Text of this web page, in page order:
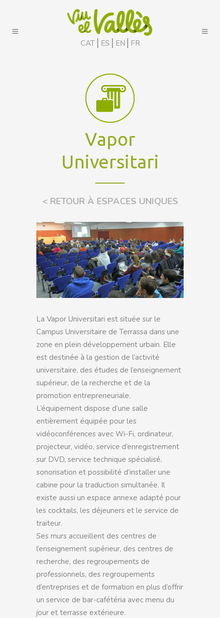
CAT ES EN FR
Vapor
Universitari
< RETOUR À ESPACES UNIQUES
La Vapor Universitari est située sur le
Campus Universitaire de Terrassa dans une
zone en plein développement urbain. Elle
est destinée à la gestion de l’activité
universitaire, des études de l’enseignement
supérieur, de la recherche et de la
promotion entrepreneuriale.
L’équipement dispose d’une salle
entièrement équipée pour les
vidéoconférences avec Wi-Fi, ordinateur,
projecteur, vidéo, service d’enregistrement
sur DVD, service technique spécialisé,
sonorisation et possibilité d’installer une
cabine pour la traduction simultanée. Il
existe aussi un espace annexe adapté pour
les cocktails, les déjeuners et le service de
traiteur.
Ses murs accueillent des centres de
l’enseignement supérieur, des centres de
recherche, des regroupements de
professionnels, des regroupements
d’entreprises et de formation en plus d’offrir
un service de bar-cafétéria avec menu du
jour et terrasse extérieure.